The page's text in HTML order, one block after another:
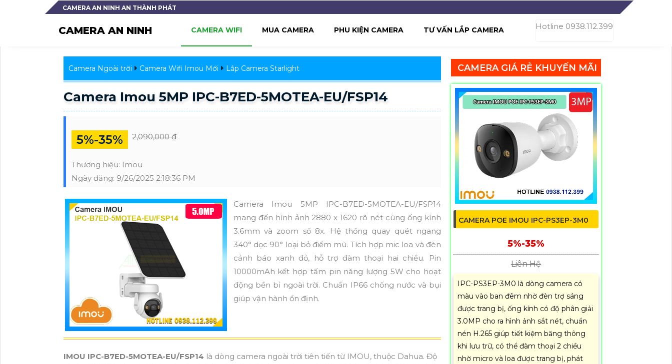
CAMERA AN NINH AN THÀNH PHÁT
CAMERA AN NINH Hotline 0938.112.399
CAMERA WIFI MUA CAMERA PHU KIỆN CAMERA TƯ VẤN LẮP CAMERA
Camera Ngoài trời Camera Wifi Imou Mới Lắp Camera Starlight
Camera Imou 5MP IPC-B7ED-5MOTEA-EU/FSP14
5%-35% 2,090,000 ₫
Thương hiệu: Imou
Ngày đăng: 9/26/2025 2:18:36 PM
Camera Imou 5MP IPC-B7ED-5MOTEA-EU/FSP14
mang đến hình ảnh 2880 x 1620 rõ nét cùng ống kính
3.6mm và zoom số 8x. Hệ thống quay quét ngang
340° dọc 90° loại bỏ điểm mù. Tích hợp mic loa và đèn
cảnh báo xanh đỏ, hỗ trợ đàm thoại hai chiều. Pin
10000mAh kết hợp tấm pin năng lượng 5W cho hoạt
động bền bỉ ngoài trời. Chuẩn IP66 chống nước và bụi
giúp vận hành ổn định.
IMOU IPC-B7ED-5MOTEA-EU/FSP14 là dòng camera ngoài trời tiên tiến từ IMOU, thuộc Dahua. Độ
CAMERA GIÁ RẺ KHUYẾN MÃI
CAMERA POE IMOU IPC-PS3EP-3M0
5%-35%
Liên Hệ
IPC-PS3EP-3M0 là dòng camera có
màu vào ban đêm nhờ đèn trợ sáng
được trang bị, ống kính có độ phân giải
3.0MP cho ra hình ảnh sắt nét, chuẩn
nén H.265 giúp tiết kiệm băng thông
khi lưu trữ, có thể đàm thoại 2 chiều
nhờ micro và loa được trang bị, phát